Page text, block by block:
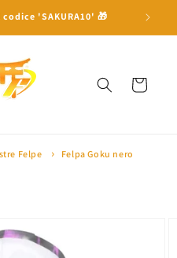
'SAKURA10' 🎁 🏅
Carrello
Felpe
Felpa Goku nero